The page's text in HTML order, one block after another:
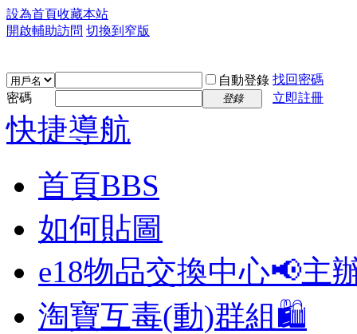
設為首頁收藏本站
開啟輔助訪問 切換到窄版
自動登錄 找回密碼
密碼
登錄 立即註冊
快捷導航
首頁BBS
如何貼圖
e18物品交換中心📢主
淘寶互毒(動)群組🛍️